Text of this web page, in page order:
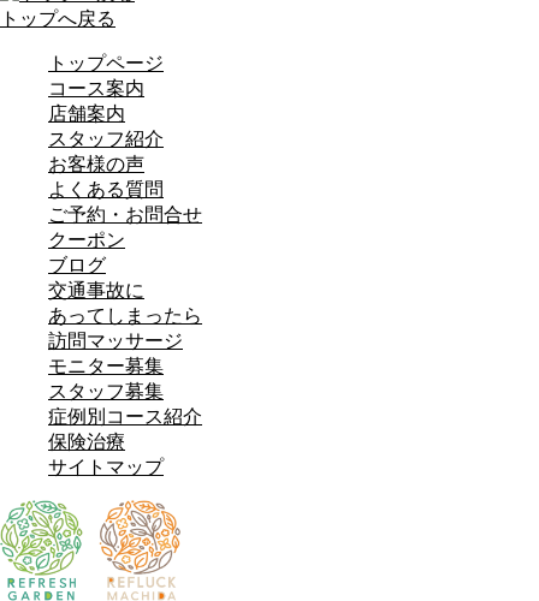
トップへ戻る
トップページ
コース案内
店舗案内
スタッフ紹介
お客様の声
よくある質問
ご予約・お問合せ
クーポン
ブログ
交通事故に
あってしまったら
訪問マッサージ
モニター募集
スタッフ募集
症例別コース紹介
保険治療
サイトマップ